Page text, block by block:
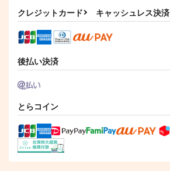
クレジットカード キャッシュレス決済
後払い決済
とらコイン